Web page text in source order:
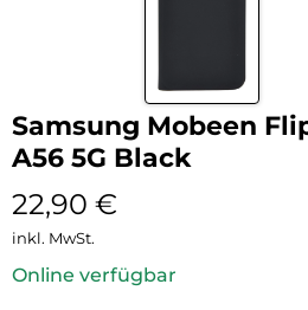
Samsung Mobeen
A56 5G Black
22,90 €
inkl. MwSt.
Online verfügbar